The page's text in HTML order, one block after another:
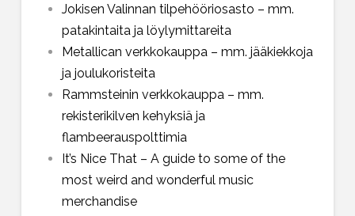
Jokisen Valinnan tilpehööriosasto – mm.
patakintaita ja löylymittareita
Metallican verkkokauppa – mm. jääkiekkoja
ja joulukoristeita
Rammsteinin verkkokauppa – mm.
rekisterikilven kehyksiä ja
flambeerauspolttimia
It’s Nice That – A guide to some of the
most weird and wonderful music
merchandise